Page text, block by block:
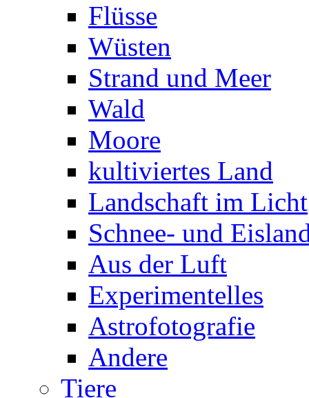
Flüsse
Wüsten
Strand und Meer
Wald
Moore
kultiviertes Land
Landschaft im Licht
Schnee- und
Aus der Luft
Experimentelles
Astrofotografie
Andere
Tiere